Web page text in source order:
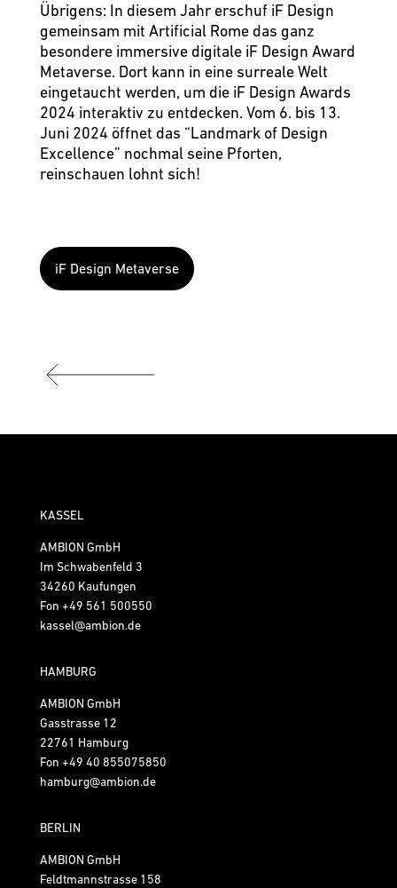
Übrigens: In diesem Jahr erschuf iF Design
gemeinsam mit Artificial Rome das ganz
besondere immersive digitale iF Design Award
Metaverse. Dort kann in eine surreale Welt
eingetaucht werden, um die iF Design Awards
2024 interaktiv zu entdecken. Vom 6. bis 13.
Juni 2024 öffnet das “Landmark of Design
Excellence” nochmal seine Pforten,
reinschauen lohnt sich!
iF Design Metaverse
KASSEL
AMBION GmbH
Im Schwabenfeld 3
34260 Kaufungen
Fon +49 561 500550
kassel@ambion.de
HAMBURG
AMBION GmbH
Gasstrasse 12
22761 Hamburg
Fon +49 40 855075850
hamburg@ambion.de
BERLIN
AMBION GmbH
Feldtmannstrasse 158